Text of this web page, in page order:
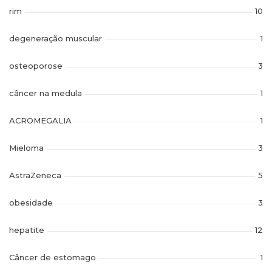
rim 10
degeneração muscular 1
osteoporose 3
câncer na medula 1
ACROMEGALIA 1
Mieloma 3
AstraZeneca 5
obesidade 3
hepatite 12
Câncer de estomago 1